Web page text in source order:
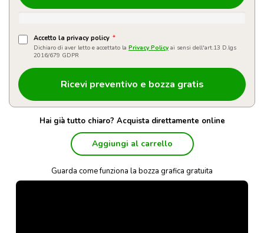
Accetto la privacy policy *
Dichiaro di aver letto e accettato la Privacy Policy ai sensi dell'art.13 D.lgs
2016/679 GDPR
Hai già tutto chiaro? Acquista direttamente online
Aggiungi al carrello
Guarda come funziona la bozza grafica gratuita